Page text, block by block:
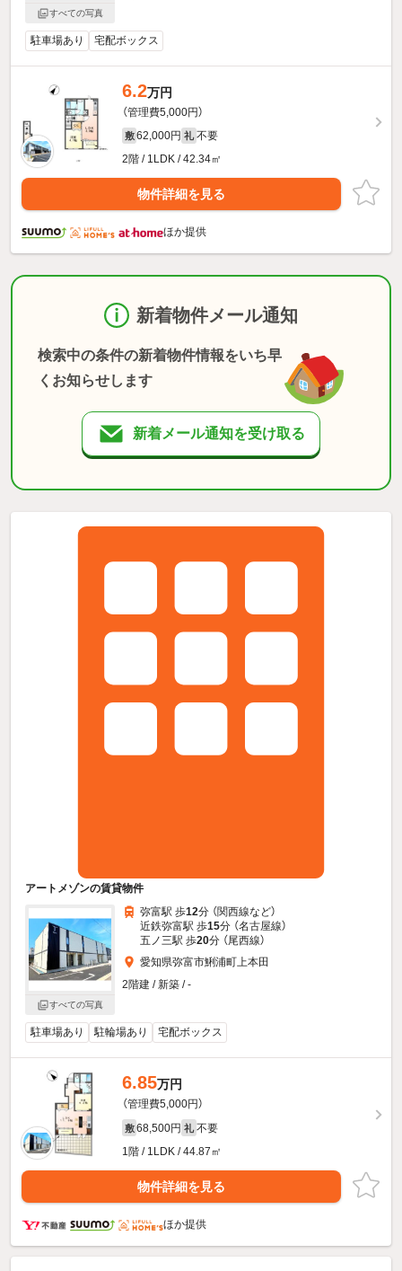
すべての写真
駐車場あり 宅配ボックス
6.2万円
（管理費5,000円）
敷 62,000円 礼 不要
2階 / 1LDK / 42.34㎡
物件詳細を見る
ほか提供
新着物件メール通知
検索中の条件の新着物件情報をいち早
くお知らせします
新着メール通知を受け取る
アートメゾンの賃貸物件
すべての写真
弥富駅 歩12分 （関西線など）
近鉄弥富駅 歩15分 （名古屋線）
五ノ三駅 歩20分 （尾西線）
愛知県弥富市鯏浦町上本田
2階建 / 新築 / -
駐車場あり 駐輪場あり 宅配ボックス
6.85万円
（管理費5,000円）
敷 68,500円 礼 不要
1階 / 1LDK / 44.87㎡
物件詳細を見る
ほか提供